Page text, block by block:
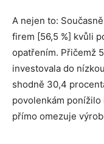
A nejen to:
firem [56,5 %] kvůli
opatřením. Přičemž
investovala do
shodně 30,4
povolenkám
přímo omezuje